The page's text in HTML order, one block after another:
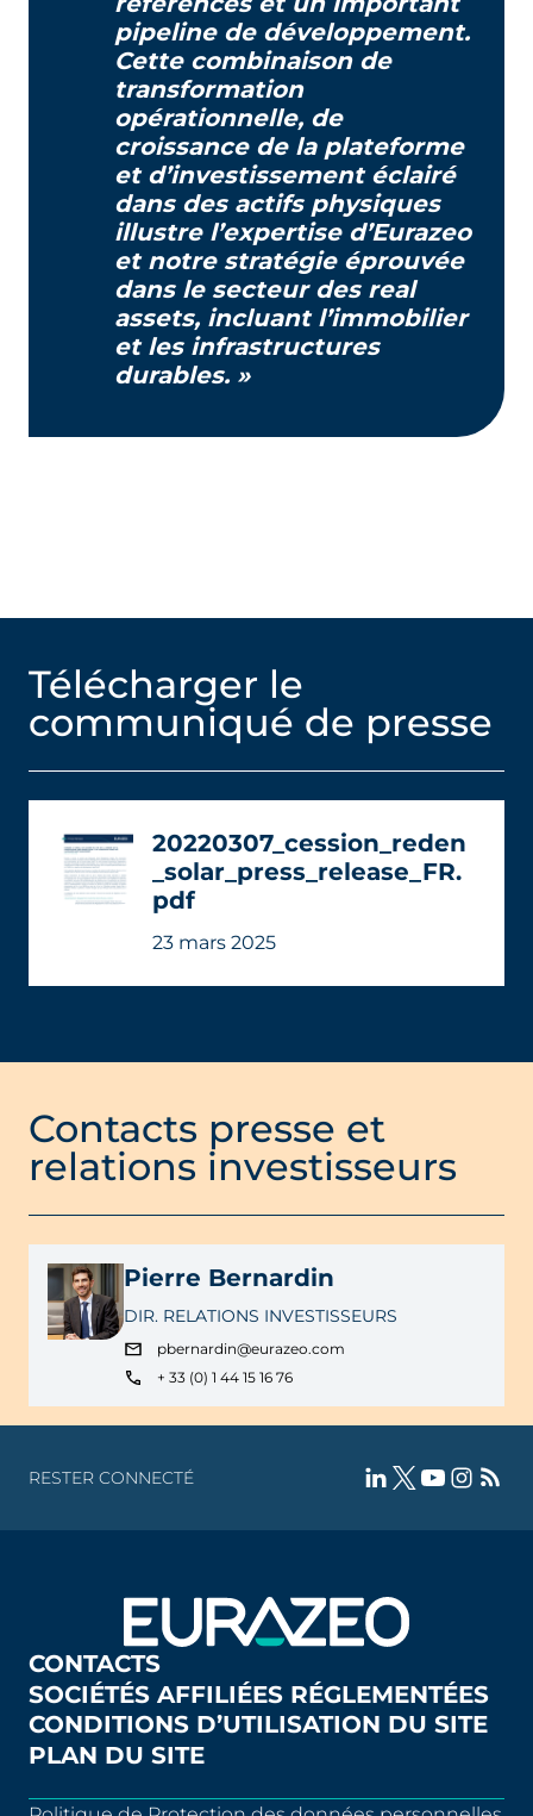
pipeline de développement.
Cette combinaison de
transformation
opérationnelle, de
croissance de la plateforme
et d’investissement éclairé
dans des actifs physiques
illustre l’expertise d’Eurazeo
et notre stratégie éprouvée
dans le secteur des real
assets, incluant l’immobilier
et les infrastructures
durables. »
Télécharger le
communiqué de presse
20220307_cession_reden
_solar_press_release_FR.
pdf
23 mars 2025
Contacts presse et
relations investisseurs
Pierre Bernardin
DIR. RELATIONS INVESTISSEURS
pbernardin@eurazeo.com
+ 33 (0) 1 44 15 16 76
RESTER CONNECTÉ
CONTACTS
SOCIÉTÉS AFFILIÉES RÉGLEMENTÉES
CONDITIONS D’UTILISATION DU SITE
PLAN DU SITE